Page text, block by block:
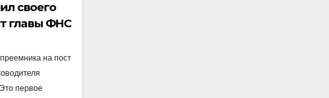
своего
главы ФНС
на пост
первое